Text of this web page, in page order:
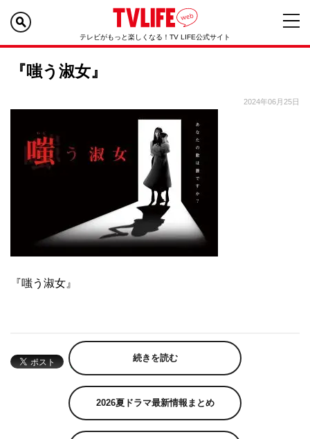
テレビがもっと楽しくなる！TV LIFE公式サイト
『嗤う淑女』
2024年06月25日
『嗤う淑女』
続きを読む
2026夏ドラマ最新情報まとめ